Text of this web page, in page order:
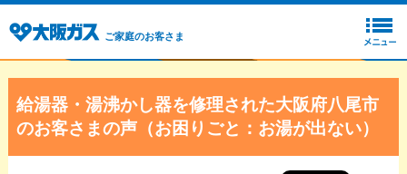
ご家庭のお客さま
給湯器・湯沸かし器を修理された大阪府八尾市
のお客さまの声（お困りごと：お湯が出ない）